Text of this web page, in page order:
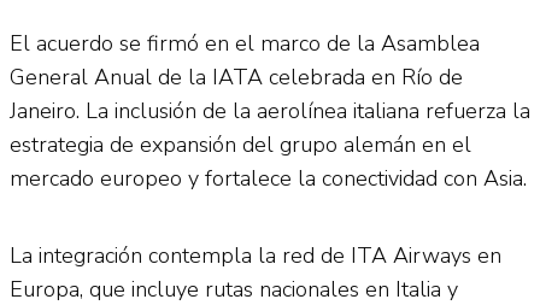
El acuerdo se firmó en el marco de la Asamblea
General Anual de la IATA celebrada en Río de
Janeiro. La inclusión de la aerolínea italiana refuerza la
estrategia de expansión del grupo alemán en el
mercado europeo y fortalece la conectividad con Asia.
La integración contempla la red de ITA Airways en
Europa, que incluye rutas nacionales en Italia y